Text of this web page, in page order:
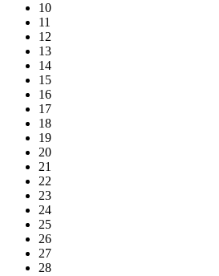
10
11
12
13
14
15
16
17
18
19
20
21
22
23
24
25
26
27
28